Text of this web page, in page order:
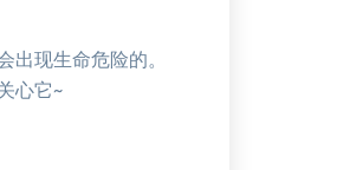
现生命危险的。
心它~​​​